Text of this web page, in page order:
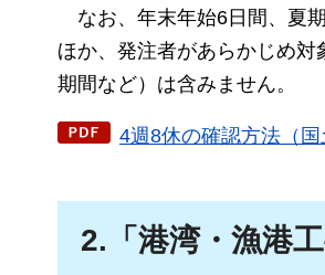
なお、年末年始6日間、夏
ほか、発注者があらかじめ
期間など）は含みません。
4週8休の確認方法（
2.「港湾・漁港